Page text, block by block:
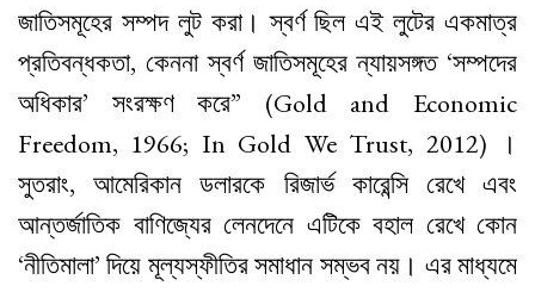
জাতিসমূহের সম্পদ লুট করা। স্বর্ণ ছিল এই লুটের একমাত্র
প্রতিবন্ধকতা, কেননা স্বর্ণ জাতিসমূহের ন্যায়সঙ্গত ‘সম্পদের
অধিকার’ সংরক্ষণ করে” (Gold and Economic
Freedom, 1966; In Gold We Trust, 2012) ।
সুতরাং, আমেরিকান ডলারকে রিজার্ভ কারেন্সি রেখে এবং
আন্তর্জাতিক বাণিজ্যের লেনদেনে এটিকে বহাল রেখে কোন
‘নীতিমালা’ দিয়ে মূল্যস্ফীতির সমাধান সম্ভব নয়। এর মাধ্যমে